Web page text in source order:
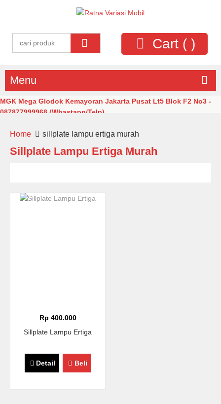
Cart ()
Menu
MGK Mega Glodok Kemayoran Jakarta Pusat Lt5 Blok F2 No3 -
087877999968 (Whastapp/Telp)
Home sillplate lampu ertiga murah
Sillplate Lampu Ertiga Murah
Rp 400.000
Sillplate Lampu Ertiga
Detail Beli